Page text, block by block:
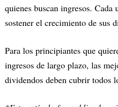
quienes buscan ingresos. Cada
sostener el crecimiento de sus
Para los principiantes que
ingresos de largo plazo, las
dividendos deben cubrir todos